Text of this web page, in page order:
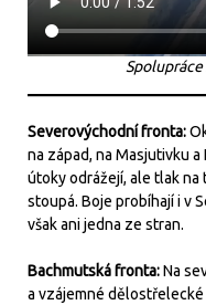
Spolupráce
Severovýchodní fronta:
na západ, na Masjutivku
útoky odrážejí, ale tlak
stoupá. Boje probíhají i v
však ani jedna ze stran.
Bachmutská fronta:Na
a vzájemné